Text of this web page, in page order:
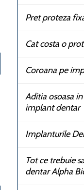
Pret proteza
Cat costa o
Coroana pe
Aditia osoasa
implant dentar
Implanturile
Tot ce trebuie
dentar Alpha